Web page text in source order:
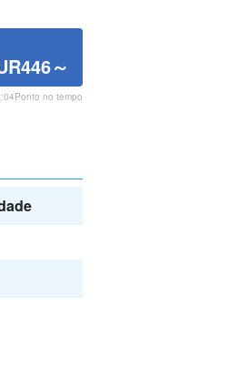
～
no tempo